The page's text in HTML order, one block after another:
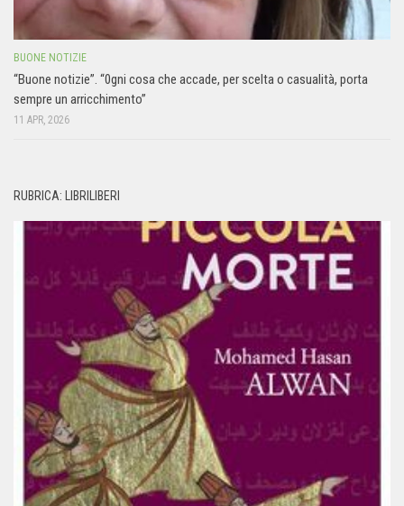
BUONE NOTIZIE
“Buone notizie”. “0gni cosa che accade, per scelta o casualità, porta
sempre un arricchimento”
11 APR, 2026
RUBRICA: LIBRILIBERI